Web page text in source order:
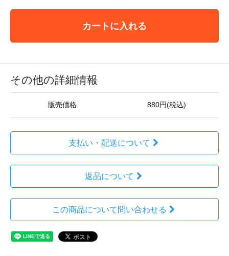
カートに入れる
その他の詳細情報
販売価格 880円(税込)
支払い・配送について
返品について
この商品について問い合わせる